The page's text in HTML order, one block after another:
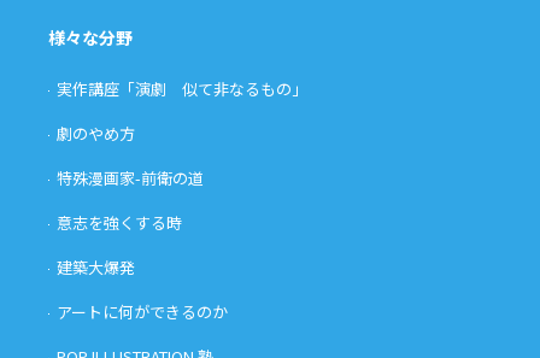
様々な分野
実作講座「演劇 似て非なるもの」
劇のやめ方
特殊漫画家-前衛の道
意志を強くする時
建築大爆発
アートに何ができるのか